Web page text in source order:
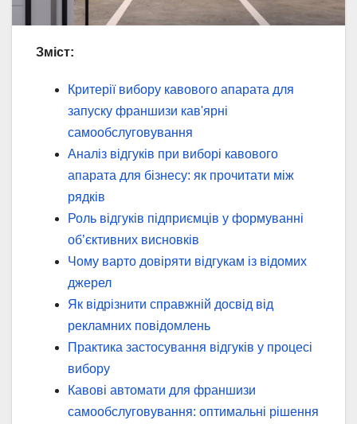
Зміст:
Критерії вибору кавового апарата для
запуску франшизи кав'ярні
самообслуговування
Аналіз відгуків при виборі кавового
апарата для бізнесу: як прочитати між
рядків
Роль відгуків підприємців у формуванні
об’єктивних висновків
Чому варто довіряти відгукам із відомих
джерел
Як відрізнити справжній досвід від
рекламних повідомлень
Практика застосування відгуків у процесі
вибору
Кавові автомати для франшизи
самообслуговування: оптимальні рішення